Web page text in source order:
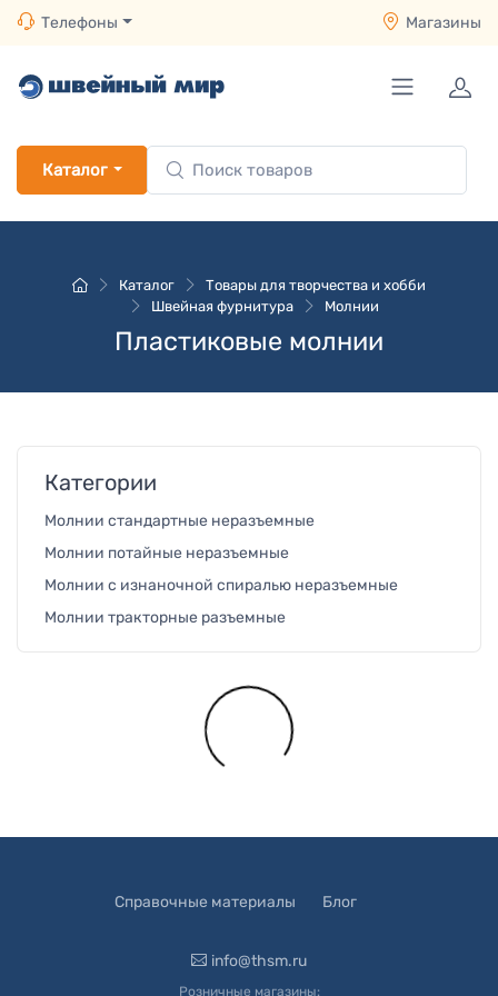
Телефоны Магазины
Каталог
Каталог
Товары для творчества и хобби
Швейная фурнитура
Молнии
Пластиковые молнии
Категории
Молнии стандартные неразъемные
Молнии потайные неразъемные
Молнии с изнаночной спиралью неразъемные
Молнии тракторные разъемные
Загружается...
Справочные материалы Блог
info@thsm.ru
Розничные магазины: